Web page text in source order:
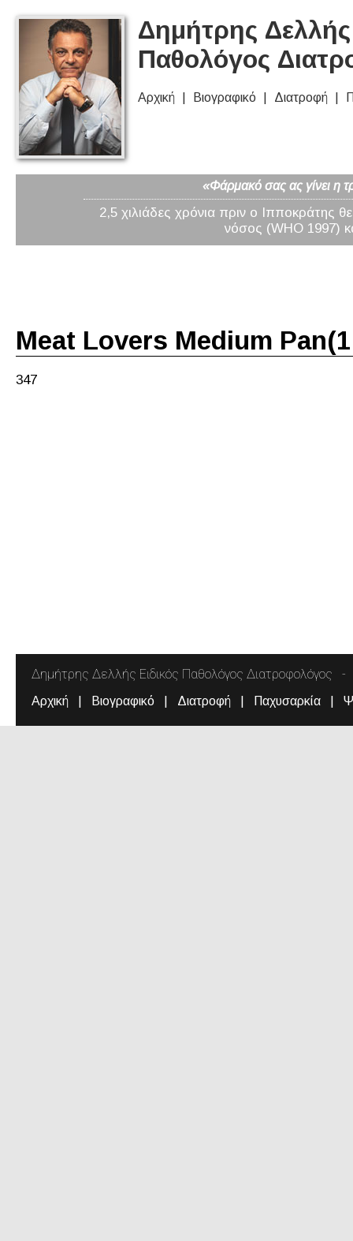
Δημήτρης
Παθολόγος
Αρχική Βιογραφικό Διατροφή
«Φάρμακό σας ας γίνει η
2,5 χιλιάδες χρόνια πριν ο Ιπποκράτης
νόσος (WHO 1997)
Meat Lovers Medium
347
Δημήτρης Δελλής Ειδικός Παθολόγος Διατροφολόγος
Αρχική Βιογραφικό Διατροφή Παχυσαρκία